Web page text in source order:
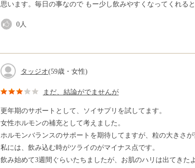
思います。毎日の事なので もー少し飲みやすくなってくれる
0人
タッジオ(59歳・女性)
まだ、結論がでませんが
更年期のサポートとして、ソイサプリを試してます。
女性ホルモンの補充として考えました。
ホルモンバランスのサポートを期待してますが、粒の大きさが
私には、飲み込む時がツライのがマイナス点です。
飲み始めて3週間ぐらいたちましたが、お肌のハリは出てきた